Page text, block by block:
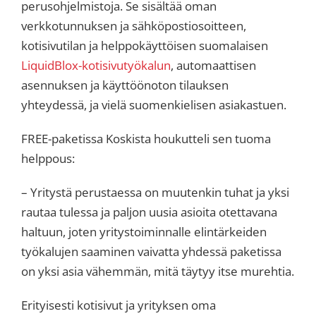
perusohjelmistoja. Se sisältää oman
verkkotunnuksen ja sähköpostiosoitteen,
kotisivutilan ja helppokäyttöisen suomalaisen
LiquidBlox-kotisivutyökalun, automaattisen
asennuksen ja käyttöönoton tilauksen
yhteydessä, ja vielä suomenkielisen asiakastuen.
FREE-paketissa Koskista houkutteli sen tuoma
helppous:
– Yritystä perustaessa on muutenkin tuhat ja yksi
rautaa tulessa ja paljon uusia asioita otettavana
haltuun, joten yritystoiminnalle elintärkeiden
työkalujen saaminen vaivatta yhdessä paketissa
on yksi asia vähemmän, mitä täytyy itse murehtia.
Erityisesti kotisivut ja yrityksen oma